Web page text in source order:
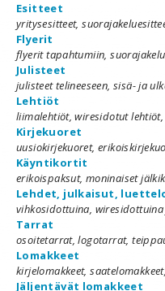
Esitteet
yritysesitteet,
Flyerit
flyerit tapahtumiin,
Julisteet
julisteet telineeseen, sisä- ja
Lehtiöt
liimalehtiöt, wiresidotut
Kirjekuoret
uusiokirjekuoret,
Käyntikortit
erikoispaksut, moninaiset
Lehdet, julkaisut,
vihkosidottuina,
Tarrat
osoitetarrat, logotarrat,
Lomakkeet
kirjelomakkeet,
Jäljentävät lomakkeet